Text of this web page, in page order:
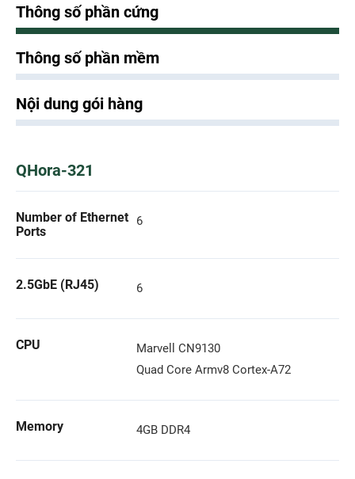
Thông số phần cứng
Thông số phần mềm
Nội dung gói hàng
QHora-321
Number of Ethernet
Ports
6
2.5GbE (RJ45) 6
CPU
Marvell CN9130
Quad Core Armv8 Cortex-A72
Memory 4GB DDR4